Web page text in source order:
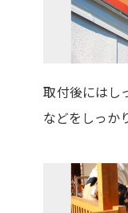
取付後にはし
などをしっか